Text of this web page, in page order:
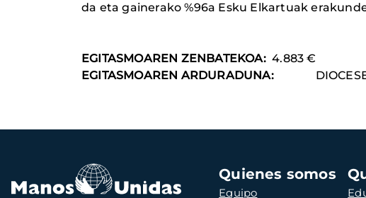
da eta gainerako %96a Esku Elkartuak
EGITASMOAREN ZENBATEKOA:4.883 €
EGITASMOAREN ARDURADUNA:
Navegación
principal
Quienes somos
Equipo